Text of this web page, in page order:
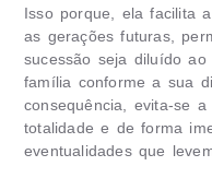
Isso porque, ela facilita
as gerações futuras,
sucessão seja diluído
família conforme a sua
consequência, evita-se
totalidade e de forma
eventualidades que